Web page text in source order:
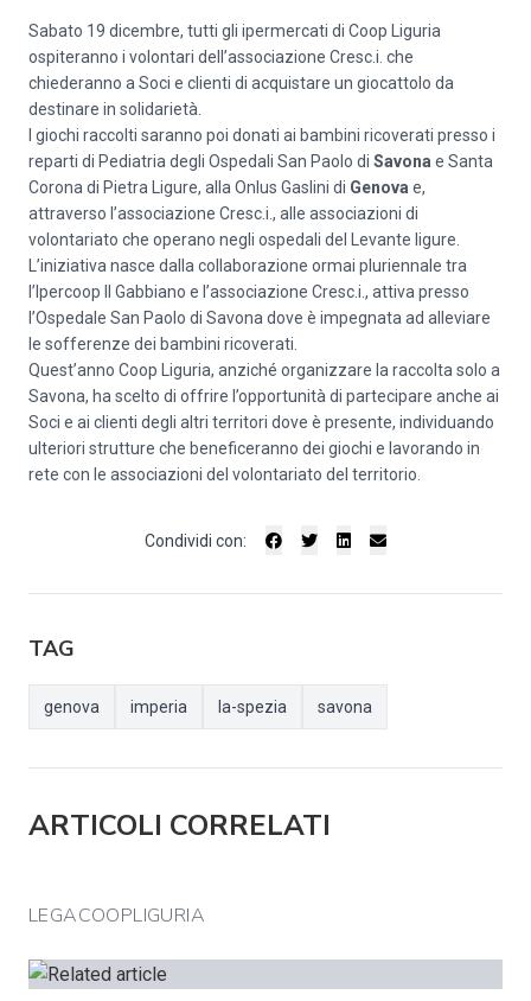
Sabato 19 dicembre, tutti gli ipermercati di Coop Liguria
ospiteranno i volontari dell’associazione Cresc.i. che
chiederanno a Soci e clienti di acquistare un giocattolo da
destinare in solidarietà.
I giochi raccolti saranno poi donati ai bambini ricoverati presso i
reparti di Pediatria degli Ospedali San Paolo di Savona e Santa
Corona di Pietra Ligure, alla Onlus Gaslini di Genova e,
attraverso l’associazione Cresc.i., alle associazioni di
volontariato che operano negli ospedali del Levante ligure.
L’iniziativa nasce dalla collaborazione ormai pluriennale tra
l’Ipercoop Il Gabbiano e l’associazione Cresc.i., attiva presso
l’Ospedale San Paolo di Savona dove è impegnata ad alleviare
le sofferenze dei bambini ricoverati.
Quest’anno Coop Liguria, anziché organizzare la raccolta solo a
Savona, ha scelto di offrire l’opportunità di partecipare anche ai
Soci e ai clienti degli altri territori dove è presente, individuando
ulteriori strutture che beneficeranno dei giochi e lavorando in
rete con le associazioni del volontariato del territorio.
Condividi con:
TAG
genova imperia la-spezia savona
ARTICOLI CORRELATI
LEGACOOPLIGURIA